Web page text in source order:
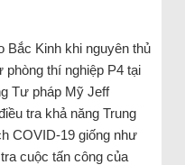
Bắc Kinh khi nguyên thủ
thí nghiệp P4 tại
Tư pháp Mỹ Jeff
tra khả năng Trung
COVID-19 giống như
cuộc tấn công của